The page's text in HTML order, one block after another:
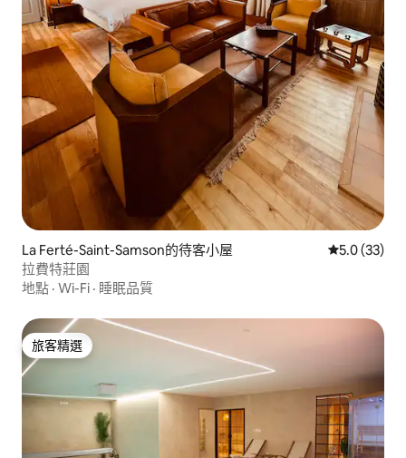
La Ferté-Saint-Samson的待客小屋 從 33 則評
5.0 (33)
拉費特莊園
地點 · Wi-Fi · 睡眠品質
旅客精選
旅客精選